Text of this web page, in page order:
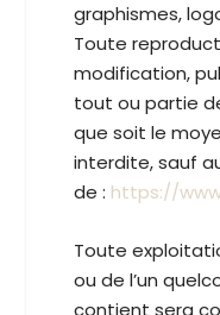
graphismes,
Toute
modification,
tout ou partie
que soit le
interdite, sauf
de : https://
Toute
ou de l’un
contient sera